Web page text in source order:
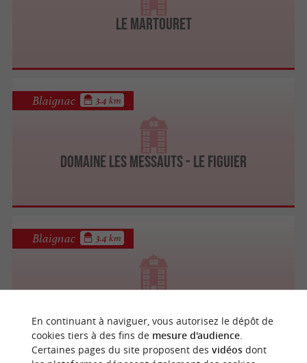
Le Martouret
Domaine Les Messauts - Le Figuier
Blaignac 3.4 km
Blaignac 3.4 km
En continuant à naviguer, vous autorisez le dépôt de
cookies tiers à des fins de mesure d'audience.
Certaines pages du site proposent des vidéosdont